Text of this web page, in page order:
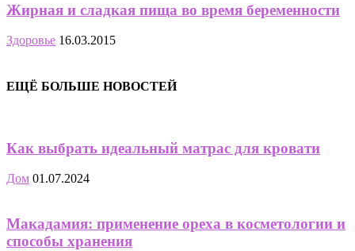
Жирная и сладкая пища во время беременности
Здоровье 16.03.2015
ЕЩЁ БОЛЬШЕ НОВОСТЕЙ
Как выбрать идеальный матрас для кровати
Дом 01.07.2024
Макадамия: применение ореха в косметологии и
способы хранения